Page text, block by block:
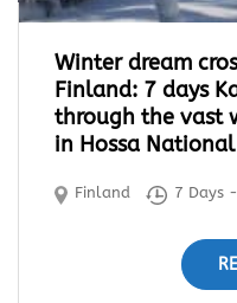
Winter dream
Finland: 7 days
through the vast
in Hossa
Finland 7 Days